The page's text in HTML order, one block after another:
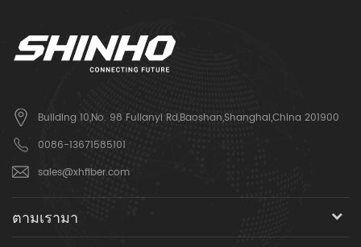
Building 10,No. 98 Fulianyi Rd,Baoshan,Shanghai,China 201900
0086-13671585101
sales@xhfiber.com
ตามเรามา